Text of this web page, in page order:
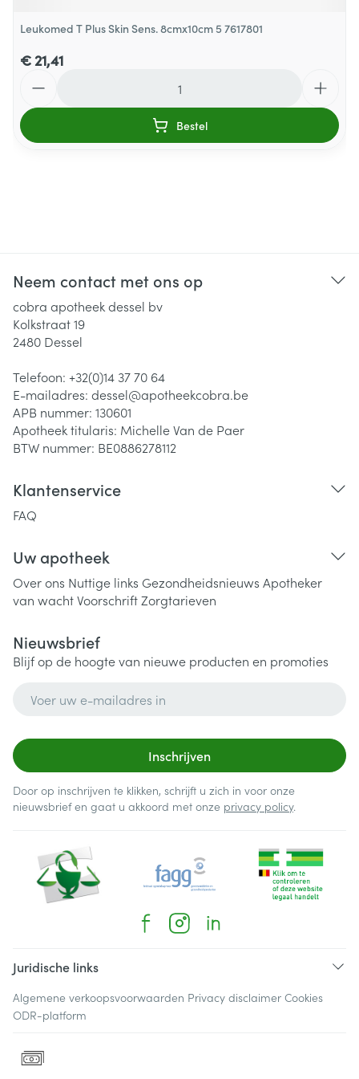
Leukomed T Plus Skin Sens. 8cmx10cm 5 7617801
€ 21,41
Bestel
Neem contact met ons op
cobra apotheek dessel bv
Kolkstraat 19
2480 Dessel
Telefoon: +32(0)14 37 70 64
E-mailadres: dessel@apotheekcobra.be
APB nummer: 130601
Apotheek titularis: Michelle Van de Paer
BTW nummer: BE0886278112
Klantenservice
FAQ
Uw apotheek
Over ons Nuttige links Gezondheidsnieuws Apotheker
van wachtVoorschriftZorgtarieven
Nieuwsbrief
Blijf op de hoogte van nieuwe producten en promoties
Inschrijven
Door op inschrijven te klikken, schrijft u zich in voor onze
nieuwsbrief en gaat u akkoord met onze privacy policy.
Juridische links
Algemene verkoopsvoorwaarden Privacy disclaimer Cookies
ODR-platform